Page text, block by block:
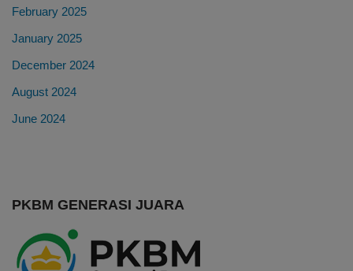
February 2025
January 2025
December 2024
August 2024
June 2024
PKBM GENERASI JUARA